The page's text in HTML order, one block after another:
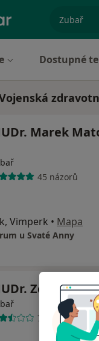
Dostupné
Marek
45 názorů
Vimperk • Mapa
u Svaté Anny
Zdenka
7 názorů